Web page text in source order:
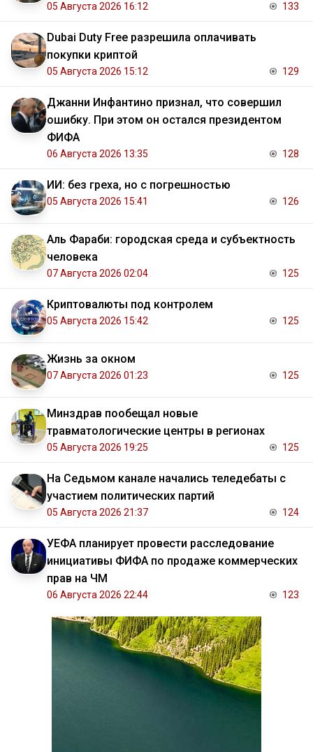
05 Августа 2026 16:12 133
Dubai Duty Free разрешила оплачивать
покупки криптой
05 Августа 2026 15:12 129
Джанни Инфантино признал, что совершил
ошибку. При этом он остался президентом
ФИФА
06 Августа 2026 13:35 128
ИИ: без греха, но с погрешностью
05 Августа 2026 15:41 126
Аль Фараби: городская среда и субъектность
человека
07 Августа 2026 02:04 125
Криптовалюты под контролем
05 Августа 2026 15:42 125
Жизнь за окном
07 Августа 2026 01:23 125
Минздрав пообещал новые
травматологические центры в регионах
05 Августа 2026 19:25 125
На Седьмом канале начались теледебаты с
участием политических партий
05 Августа 2026 21:37 124
УЕФА планирует провести расследование
инициативы ФИФА по продаже коммерческих
прав на ЧМ
06 Августа 2026 22:44 123